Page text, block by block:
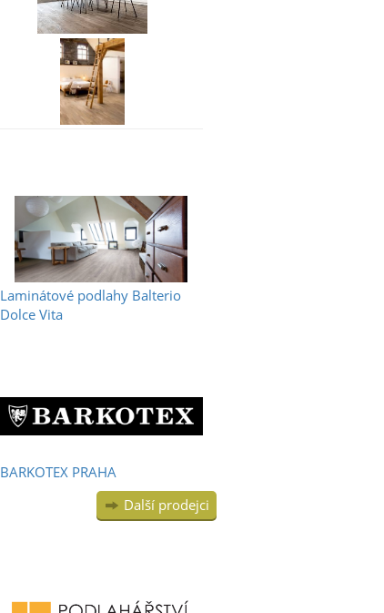
Laminátové podlahy Balterio
Dolce Vita
BARKOTEX PRAHA
Další prodejci